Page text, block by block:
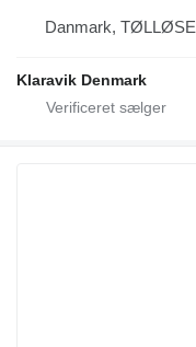
Danmark, TØLLØSE
Klaravik Denmark